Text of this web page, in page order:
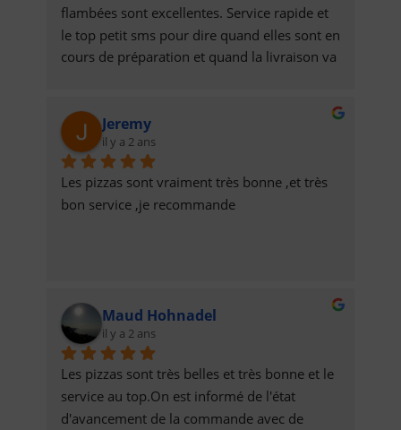
flambées sont excellentes. Service rapide et
le top petit sms pour dire quand elles sont en
cours de préparation et quand la livraison va
Jeremy
il y a 2 ans
Les pizzas sont vraiment très bonne ,et très
bon service ,je recommande
Maud Hohnadel
il y a 2 ans
Les pizzas sont très belles et très bonne et le
service au top.On est informé de l'état
d'avancement de la commande avec de